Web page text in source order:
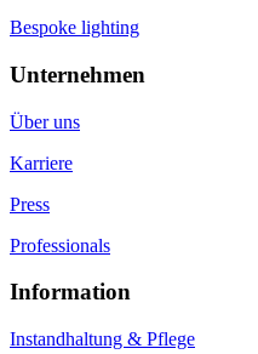
Bespoke lighting
Unternehmen
Über uns
Karriere
Press
Professionals
Information
Instandhaltung & Pflege